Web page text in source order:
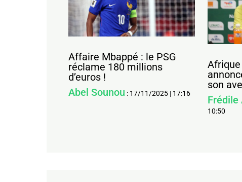
Affaire Mbappé : le PSG
réclame 180 millions
d’euros !
Abel Sounou : 17/11/2025| 17:16
Afrique
son
Frédile
10:50